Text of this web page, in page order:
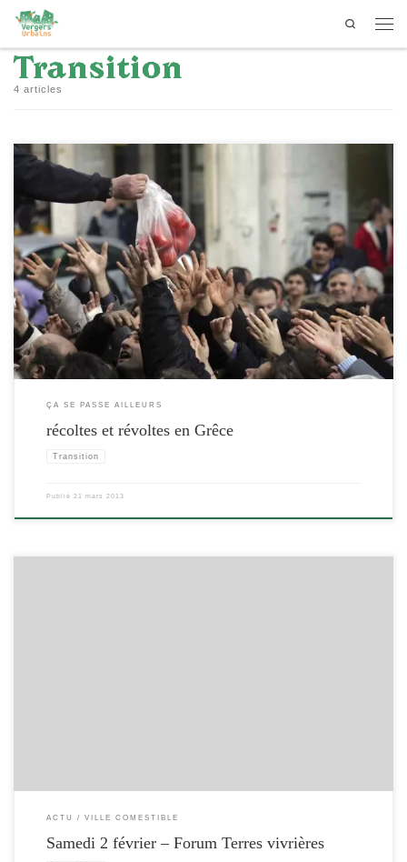
Passer au contenu
Search
Transition
4 articles
[…]
ÇA SE PASSE AILLEURS
récoltes et révoltes en Grêce
Transition
Publié 21 mars 2013
ACTU VILLE COMESTIBLE
Samedi 2 février – Forum Terres vivrières